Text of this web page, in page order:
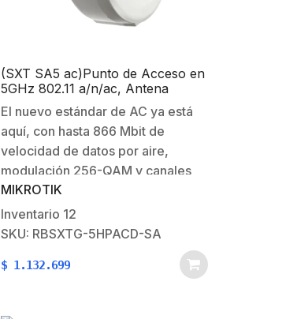
(SXT SA5 ac)Punto de Acceso en
5GHz 802.11 a/n/ac, Antena
Integrada 14 dBi de 90°, Hasta
1000 mW
El nuevo estándar de AC ya está
aquí, con hasta 866 Mbit de
velocidad de datos por aire,
modulación 256-QAM y canales
de 80MHz. 802.11a/n/ac abre
nuevas posibilidades y
velocidades nunca antes
miembro en nuestra línea de
MIKROTIK
Inventario 12
SKU: RBSXTG-5HPACD-SA
$ 1.132.699